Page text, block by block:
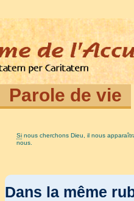
Parole de vie
Sinous cherchons Dieu, il nous
nous.
Dans la même